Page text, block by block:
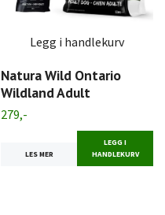
Legg i handlekurv
Natura Wild Ontario
Wildland Adult
279,-
LES MER
LEGG I
HANDLEKURV